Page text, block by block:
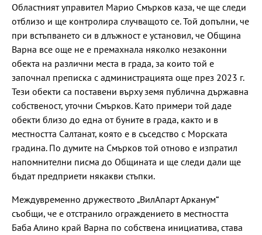
Областният управител Марио Смърков каза, че ще следи
отблизо и ще контролира случващото се. Той допълни, че
при встъпването си в длъжност е установил, че Община
Варна все още не е премахнала няколко незаконни
обекта на различни места в града, за които той е
започнал преписка с администрацията още през 2023 г.
Тези обекти са поставени върху земя публична държавна
собственост, уточни Смърков. Като примери той даде
обекти близо до една от буните в града, както и в
местността Салтанат, която е в съседство с Морската
градина. По думите на Смърков той отново е изпратил
напомнителни писма до Общината и ще следи дали ще
бъдат предприети някакви стъпки.
Междувременно дружеството „ВилАпарт Арканум“
съобщи, че е отстранило ограждението в местността
Баба Алино край Варна по собствена инициатива, става